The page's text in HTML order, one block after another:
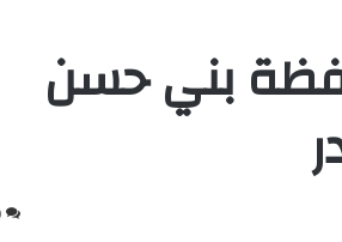
بني حسن